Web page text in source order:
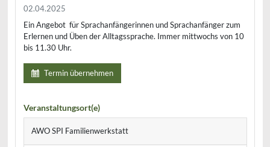
02.04.2025
Ein Angebot für Sprachanfängerinnen und Sprachanfänger zum
Erlernen und Üben der Alltagssprache. Immer mittwochs von 10
bis 11.30 Uhr.
Termin übernehmen
Veranstaltungsort(e)
AWO SPI Familienwerkstatt